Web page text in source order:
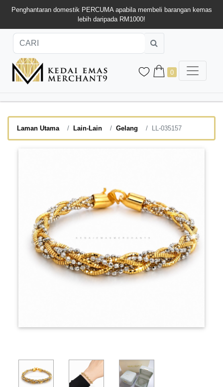
Penghantaran domestik PERCUMA apabila membeli barangan kemas
lebih daripada RM1000!
0
Laman Utama Lain-Lain Gelang LL-035157